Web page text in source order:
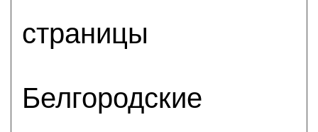
страницы
Белгородские